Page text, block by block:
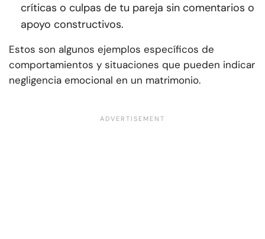
críticas o culpas de tu pareja sin comentarios o
apoyo constructivos.
Estos son algunos ejemplos específicos de
comportamientos y situaciones que pueden indicar
negligencia emocional en un matrimonio.